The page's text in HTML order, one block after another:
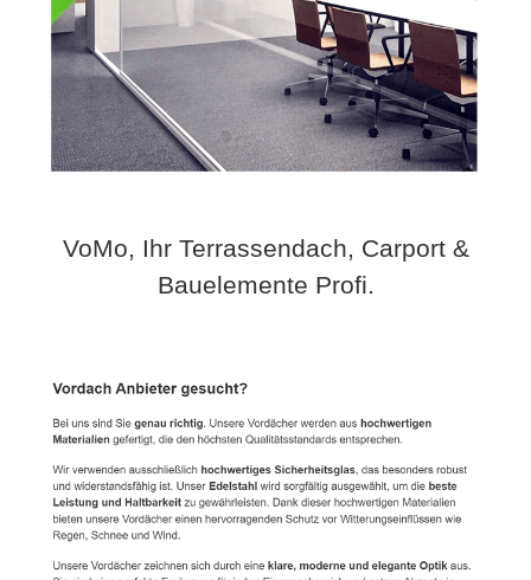
VoMo, Ihr Terrassendach, Carport &
Bauelemente Profi.